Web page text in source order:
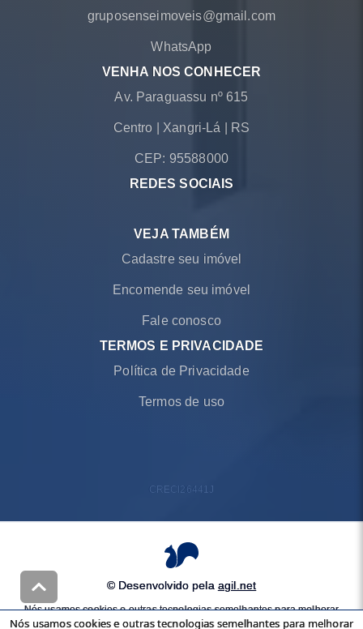
gruposenseimoveis@gmail.com
WhatsApp
VENHA NOS CONHECER
Av. Paraguassu nº 615
Centro Xangri-Lá RS
CEP: 95588000
REDES SOCIAIS
VEJA TAMBÉM
Cadastre seu imóvel
Encomende seu imóvel
Fale conosco
TERMOS E PRIVACIDADE
Política de Privacidade
Termos de uso
CRECI 26441J
© Desenvolvido pela agil.net
Nós usamos cookies e outras tecnologias semelhantes para melhorar
a sua experiência em nossos serviços, personalizar publicidade e
Nós usamos cookies e outras tecnologias semelhantes para melhorar